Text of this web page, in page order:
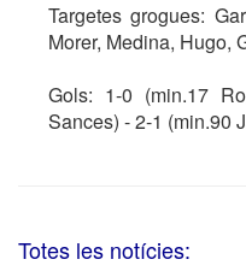
Targetes grogues:
Morer, Medina, Hugo,
Gols: 1-0 (min.17
Sances) - 2-1 (min.90
Totes les notícies: